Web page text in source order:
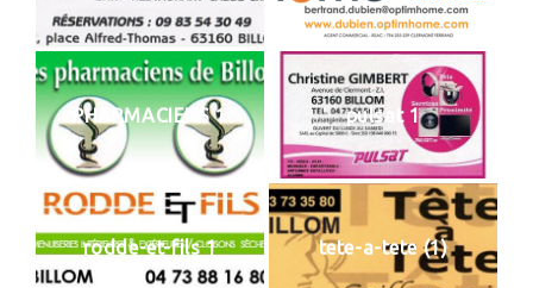
PHARMACIENS 1 pulsat 1
rodde-et-fils 1 tete-a-tete (1)